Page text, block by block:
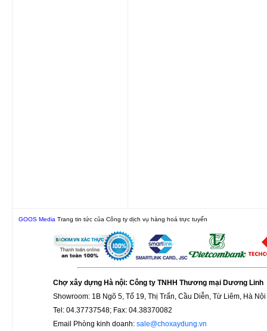
GOOS Media Trang tin tức của Công ty dịch vụ hàng hoá trực tuyến
Chợ xây dựng Hà nội: Công ty TNHH Thương mại Dương Linh
Showroom: 1B Ngõ 5, Tổ 19, Thị Trấn, Cầu Diễn, Từ Liêm, Hà Nội
Tel: 04.37737548; Fax: 04.38370082
Email Phòng kinh doanh: sale@choxaydung.vn